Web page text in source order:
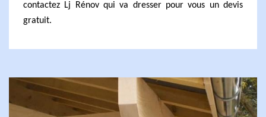
contactez Lj Rénov qui va dresser pour vous un devis
gratuit.